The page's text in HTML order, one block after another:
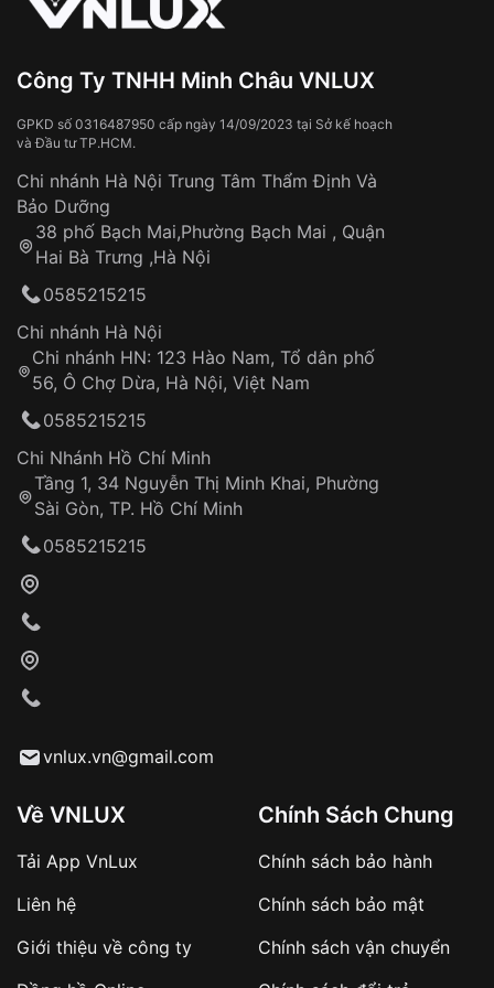
dụng phổ biến trong các loại đồng hồ đeo tay giá
rẻ và tầm trung. Nhờ sự phát triển của công
kính nhựa đã được cải thiện đáng kể.
Ưu thế cạnh tranh:
Mặt kính nhựa
có giá thành rẻ hơn nhiều so với
mặt kính Sapphire cao cấp, giúp giảm giá thành
sản xuất đồng hồ.
Mặt kính nhựacó khả năng chống va đập tốt, ít
bị nứt vỡ khi rơi rớt.
Tính thẩm mỹ có độ sáng bóng cao, tạo vẻ đẹp
sang trọng cho đồng hồ.
Dễ dàng chế tác thành nhiều hình dạng và kích
thước khác nhau, phù hợp với nhiều kiểu dáng
đồng hồ.
Mặt kính nhựa
các vết trầy xước nhẹ.
Khám phá 2 Loại Mặt Kính Nhựa Phổ Biến
Mặt kính nhựa
là lựa chọn phổ biến cho đồng hồ đeo
thành rẻ, độ bền và tính thẩm mỹ. Tuy nhiên, có hai loại
sở hữu những ưu điểm và nhược điểm riêng biệt.
Công Ty TNHH Minh Châu VNLUX
GPKD số 0316487950 cấp ngày 14/09/2023 tại Sở kế hoạch
và Đầu tư TP.HCM.
Chi nhánh Hà Nội Trung Tâm Thẩm Định Và
Bảo Dưỡng
38 phố Bạch Mai,Phường Bạch Mai , Quận
Hai Bà Trưng ,Hà Nội
0585215215
Chi nhánh Hà Nội
Chi nhánh HN: 123 Hào Nam, Tổ dân phố
56, Ô Chợ Dừa, Hà Nội, Việt Nam
0585215215
Chi Nhánh Hồ Chí Minh
Tầng 1, 34 Nguyễn Thị Minh Khai, Phường
Sài Gòn, TP. Hồ Chí Minh
0585215215
vnlux.vn@gmail.com
Về VNLUX
Tải App VnLux
Liên hệ
Giới thiệu về công ty
Chính Sách Chung
Chính sách bảo hành
Chính sách bảo mật
Chính sách vận chuyển